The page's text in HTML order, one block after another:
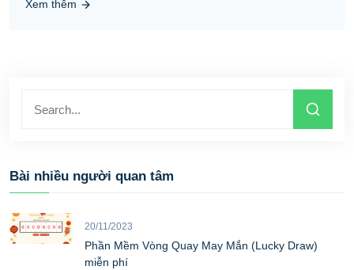
Xem thêm
Bài nhiều người quan tâm
20/11/2023
Phần Mềm Vòng Quay May Mắn (Lucky Draw)
miễn phí